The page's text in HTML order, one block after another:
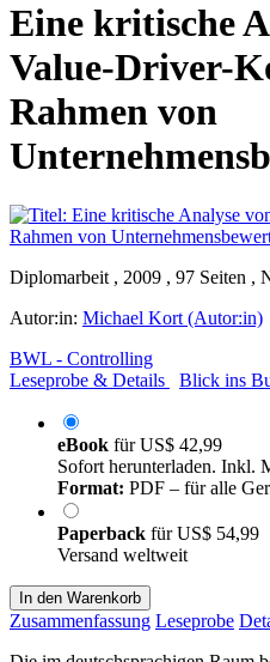
Eine kritische
Value-Driver-
Rahmen von
Diplomarbeit , 2009 , 97 Seiten ,
Autor:in: Michael Kort (Autor:in)
BWL - Controlling
Leseprobe & Details
Blick ins
eBook fürUS$ 42,99
Sofort herunterladen. Inkl.
Format: PDF – für alle
Paperback fürUS$ 54,99
Versand weltweit
In den Warenkorb
Zusammenfassung Leseprobe